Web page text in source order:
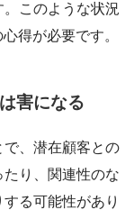
このような状況
得が必要です。
害になる
、潜在顧客との
り、関連性のな
る可能性があり